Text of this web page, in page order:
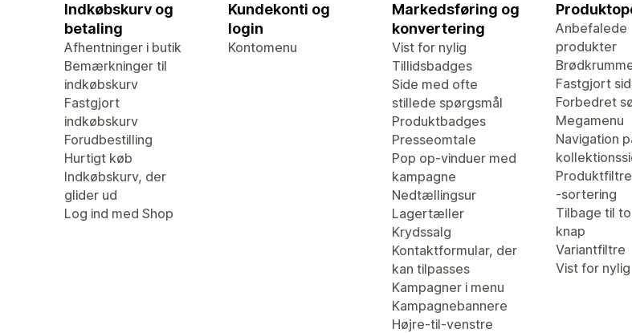
Indkøbskurv og
betaling
Afhentninger i butik
Bemærkninger til
indkøbskurv
Fastgjort
indkøbskurv
Forudbestilling
Hurtigt køb
Indkøbskurv, der
glider ud
Log ind med Shop
Kundekonti og
login
Kontomenu
Markedsføring og
konvertering
Vist for nylig
Tillidsbadges
Side med ofte
stillede spørgsmål
Produktbadges
Presseomtale
Pop op-vinduer med
kampagne
Nedtællingsur
Lagertæller
Krydssalg
Kontaktformular, der
kan tilpasses
Kampagner i menu
Kampagnebannere
Højre-til-venstre
Anbefalede
produkter
Fastgjort
Forbedret
Megamenu
Navigation
-sortering
Tilbage til
knap
Variantfiltre
Vist for nylig